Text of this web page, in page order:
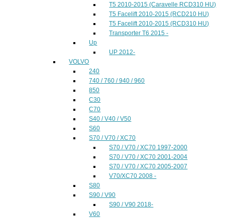
T5 2010-2015 (Caravelle RCD310 HU)
T5 Facelift 2010-2015 (RCD210 HU)
T5 Facelift 2010-2015 (RCD310 HU)
Transporter T6 2015 -
Up
UP 2012-
VOLVO
240
740 / 760 / 940 / 960
850
C30
C70
S40 / V40 / V50
S60
S70 / V70 / XC70
S70 / V70 / XC70 1997-2000
S70 / V70 / XC70 2001-2004
S70 / V70 / XC70 2005-2007
V70/XC70 2008 -
S80
S90 / V90
S90 / V90 2018-
V60